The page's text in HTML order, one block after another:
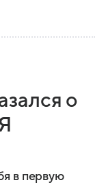
о
в первую